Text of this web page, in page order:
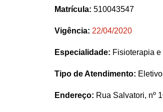
Matrícula: 510043547
Vigência: 22/04/2020
Especialidade: Fisioterapia
Tipo de Atendimento: Eletivo
Endereço: Rua Salvatori, nº